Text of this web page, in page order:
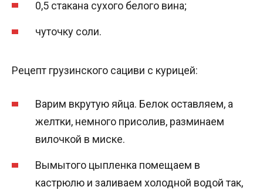
0,5 стакана сухого белого вина;
чуточку соли.
Рецепт грузинского сациви с курицей:
Варим вкрутую яйца. Белок оставляем, а
желтки, немного присолив, разминаем
вилочкой в миске.
Вымытого цыпленка помещаем в
кастрюлю и заливаем холодной водой так,